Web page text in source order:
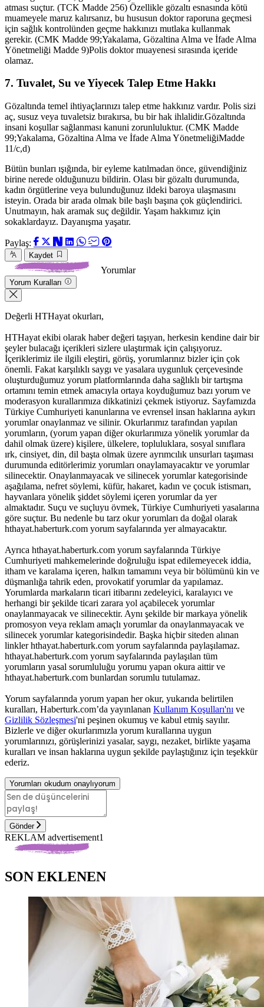
atması suçtur. (TCK Madde 256) Özellikle gözaltı esnasında kötü
muameyele maruz kalırsanız, bu hususun doktor raporuna geçmesi
için sağlık kontrolünden geçme hakkınızı mutlaka kullanmak
gerekir. (CMK Madde 99;Yakalama, Gözaltina Alma ve İfade Alma
Yönetmeliği Madde 9)Polis doktor muayenesi sırasında içeride
olamaz.
7. Tuvalet, Su ve Yiyecek Talep Etme Hakkı
Gözaltında temel ihtiyaçlarınızı talep etme hakkınız vardır. Polis sizi
aç, susuz veya tuvaletsiz bırakırsa, bu bir hak ihlalidir.Gözaltında
insani koşullar sağlanması kanuni zorunluluktur. (CMK Madde
99;Yakalama, Gözaltina Alma ve İfade Alma YönetmeliğiMadde
11/c,d)
Bütün bunları ışığında, bir eyleme katılmadan önce, güvendiğiniz
birine nerede olduğunuzu bildirin. Olası bir gözaltı durumunda,
kadın örgütlerine veya bulunduğunuz ildeki baroya ulaşmasını
isteyin. Orada bir arada olmak bile başlı başına çok güçlendirici.
Unutmayın, hak aramak suç değildir. Yaşam hakkımız için
sokaklardayız. Dayanışma yaşatır.
Paylaş:
Kaydet
Yorumlar
Yorum Kuralları
Değerli HTHayat okurları,
HTHayat ekibi olarak haber değeri taşıyan, herkesin kendine dair bir
şeyler bulacağı içerikleri sizlere ulaştırmak için çalışıyoruz.
İçeriklerimiz ile ilgili eleştiri, görüş, yorumlarınız bizler için çok
önemli. Fakat karşılıklı saygı ve yasalara uygunluk çerçevesinde
oluşturduğumuz yorum platformlarında daha sağlıklı bir tartışma
ortamını temin etmek amacıyla ortaya koyduğumuz bazı yorum ve
moderasyon kurallarımıza dikkatinizi çekmek istiyoruz. Sayfamızda
Türkiye Cumhuriyeti kanunlarına ve evrensel insan haklarına aykırı
yorumlar onaylanmaz ve silinir. Okurlarımız tarafından yapılan
yorumların, (yorum yapan diğer okurlarımıza yönelik yorumlar da
dahil olmak üzere) kişilere, ülkelere, topluluklara, sosyal sınıflara
ırk, cinsiyet, din, dil başta olmak üzere ayrımcılık unsurları taşıması
durumunda editörlerimiz yorumları onaylamayacaktır ve yorumlar
silinecektir. Onaylanmayacak ve silinecek yorumlar kategorisinde
aşağılama, nefret söylemi, küfür, hakaret, kadın ve çocuk istismarı,
hayvanlara yönelik şiddet söylemi içeren yorumlar da yer
almaktadır. Suçu ve suçluyu övmek, Türkiye Cumhuriyeti yasalarına
göre suçtur. Bu nedenle bu tarz okur yorumları da doğal olarak
hthayat.haberturk.com yorum sayfalarında yer almayacaktır.
Ayrıca hthayat.haberturk.com yorum sayfalarında Türkiye
Cumhuriyeti mahkemelerinde doğruluğu ispat edilemeyecek iddia,
itham ve karalama içeren, halkın tamamını veya bir bölümünü kin ve
düşmanlığa tahrik eden, provokatif yorumlar da yapılamaz.
Yorumlarda markaların ticari itibarını zedeleyici, karalayıcı ve
herhangi bir şekilde ticari zarara yol açabilecek yorumlar
onaylanmayacak ve silinecektir. Aynı şekilde bir markaya yönelik
promosyon veya reklam amaçlı yorumlar da onaylanmayacak ve
silinecek yorumlar kategorisindedir. Başka hiçbir siteden alınan
linkler hthayat.haberturk.com yorum sayfalarında paylaşılamaz.
hthayat.haberturk.com yorum sayfalarında paylaşılan tüm
yorumların yasal sorumluluğu yorumu yapan okura aittir ve
hthayat.haberturk.com bunlardan sorumlu tutulamaz.
Yorum sayfalarında yorum yapan her okur, yukarıda belirtilen
kuralları, Haberturk.com’da yayınlanan Kullanım Koşulları'nı ve
Gizlilik Sözleşmesi'ni peşinen okumuş ve kabul etmiş sayılır.
Bizlerle ve diğer okurlarımızla yorum kurallarına uygun
yorumlarınızı, görüşlerinizi yasalar, saygı, nezaket, birlikte yaşama
kuralları ve insan haklarına uygun şekilde paylaştığınız için teşekkür
ederiz.
Yorumları okudum onaylıyorum
Gönder
REKLAM advertisement1
SON EKLENEN